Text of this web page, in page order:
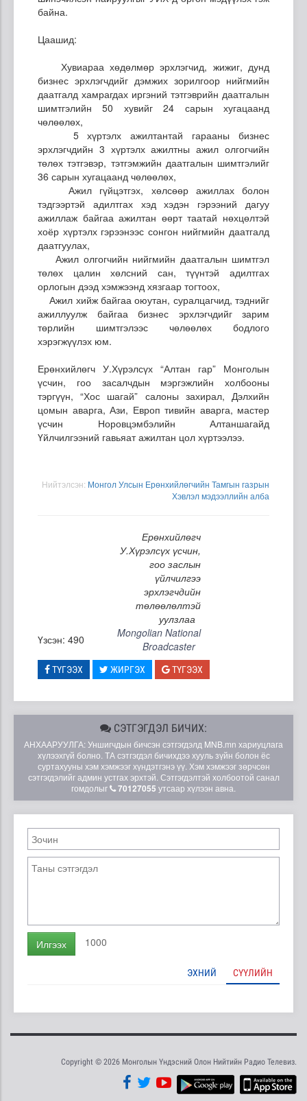
байна.
Цаашид:
Хувиараа хөдөлмөр эрхлэгчид, жижиг, дунд
бизнес эрхлэгчдийг дэмжих зорилгоор нийгмийн
даатгалд хамрагдах иргэний тэтгэврийн даатгалын
шимтгэлийн 50 хувийг 24 сарын хугацаанд
чөлөөлөх,
5 хүртэлх ажилтантай гарааны бизнес
эрхлэгчдийн 3 хүртэлх ажилтны ажил олгогчийн
төлөх тэтгэвэр, тэтгэмжийн даатгалын шимтгэлийг
36 сарын хугацаанд чөлөөлөх,
Ажил гүйцэтгэх, хөлсөөр ажиллах болон
тэдгээртэй адилтгах хэд хэдэн гэрээний дагуу
ажиллаж байгаа ажилтан өөрт таатай нөхцөлтэй
хоёр хүртэлх гэрээнээс сонгон нийгмийн даатгалд
даатгуулах,
Ажил олгогчийн нийгмийн даатгалын шимтгэл
төлөх цалин хөлсний сан, түүнтэй адилтгах
орлогын дээд хэмжээнд хязгаар тогтоох,
Ажил хийж байгаа оюутан, суралцагчид, тэднийг
ажиллуулж байгаа бизнес эрхлэгчдийг зарим
төрлийн шимтгэлээс чөлөөлөх бодлого
хэрэгжүүлэх юм.
Ерөнхийлөгч У.Хүрэлсүх “Алтан гар” Монголын
үсчин, гоо засалчдын мэргэжлийн холбооны
тэргүүн, “Хос шагай” салоны захирал, Дэлхийн
цомын аварга, Ази, Европ тивийн аварга, мастер
үсчин Норовцэмбэлийн Алтаншагайд
Үйлчилгээний гавьяат ажилтан цол хүртээлээ.
Нийтэлсэн: Монгол Улсын Ерөнхийлөгчийн Тамгын газрын
Хэвлэл мэдээллийн алба
Ерөнхийлөгч
У.Хүрэлсүх үсчин,
гоо заслын
үйлчилгээ
эрхлэгчдийн
төлөөлөлтэй
уулзлаа
Үзсэн: 490
Mongolian National
Broadcaster
ТҮГЭЭХ ЖИРГЭХ ТҮГЭЭХ
СЭТГЭГДЭЛ БИЧИХ:
АНХААРУУЛГА: Уншигчдын бичсэн сэтгэгдэлд MNB.mn хариуцлага
хүлээхгүй болно. ТА сэтгэгдэл бичихдээ хууль зүйн болон ёс
суртахууны хэм хэмжээг хүндэтгэнэ үү. Хэм хэмжээг зөрчсөн
сэтгэгдэлийг админ устгах эрхтэй. Сэтгэгдэлтэй холбоотой санал
гомдолыг
70127055 утсаар хүлээн авна.
Илгээх 1000
ЭХНИЙ СҮҮЛИЙН
Copyright © 2026 Монголын Үндэсний Олон Нийтийн Радио Телевиз.